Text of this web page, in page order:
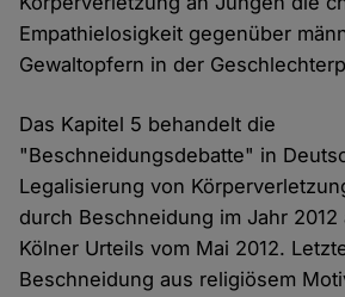
Empathielosigkeit gegenüber
Gewaltopfern in der
Das Kapitel 5 behandelt die
"Beschneidungsdebatte" in
Legalisierung von
durch Beschneidung im Jahr
Kölner Urteils vom Mai 2012.
Beschneidung aus religiösem